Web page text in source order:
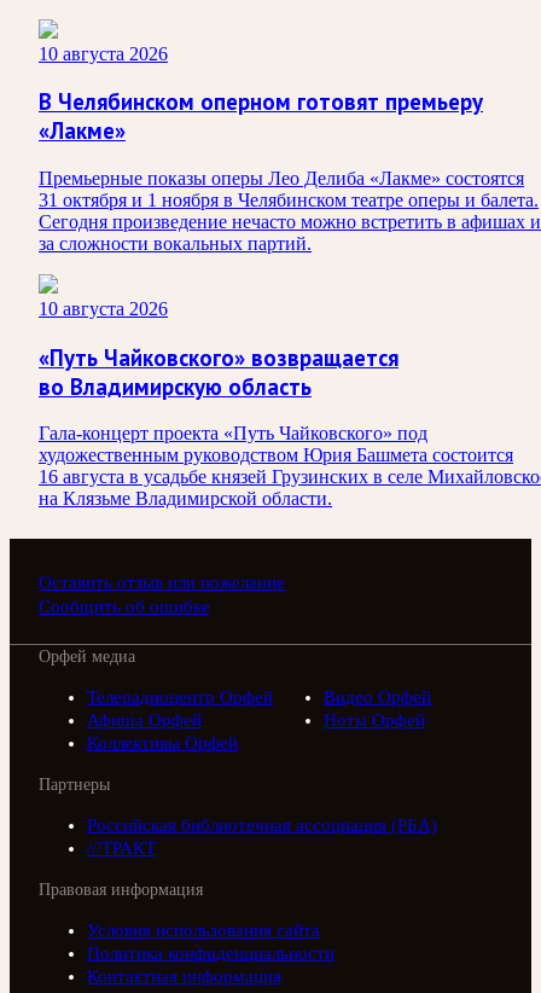
10 августа 2026
В Челябинском оперном готовят премьеру
«Лакме»
Премьерные показы оперы Лео Делиба «Лакме» состоятся
31 октября и 1 ноября в Челябинском театре оперы и балета.
Сегодня произведение нечасто можно встретить в афишах
за сложности вокальных партий.
10 августа 2026
«Путь Чайковского» возвращается
во Владимирскую область
Гала-концерт проекта «Путь Чайковского» под
художественным руководством Юрия Башмета состоится
16 августа в усадьбе князей Грузинских в селе
на Клязьме Владимирской области.
Оставить отзыв или пожелание
Сообщить об ошибке
Орфей медиа
Телерадиоцентр Орфей
Видео Орфей
Афиша Орфей
Ноты Орфей
Коллективы Орфей
Партнеры
Российская библиотечная ассоциация (РБА)
///ТРАКТ
Правовая информация
Условия использования сайта
Политика конфиденциальности
Контактная информация